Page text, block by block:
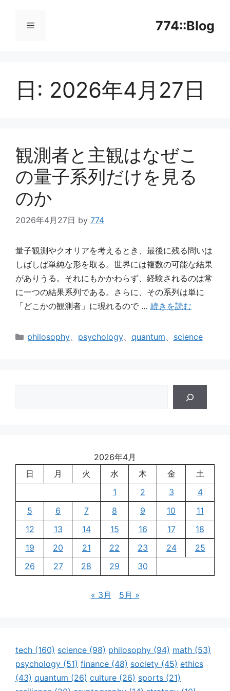
774::Blog
ニ
ー
日: 2026年4月27日
観測者と主観はなぜこ
の量子系列だけを見る
のか
2026年4月27日 by 774
量子観測やクオリアを考えるとき、最後に残る問いは
しばしば単純な形を取る。世界には複数の可能な結果
がありうる。それにもかかわらず、経験されるのは常
に一つの結果系列である。さらに、その系列は単に
「どこかの観測者」に現れるので … 続きを読む
カ
philosophy、 psychology、 quantum、 science
2026年4月
日
月 火 水 木 金
土
1
2 3
4
5
6 7 8 9 10
11
12
13 14 15 16 17
18
19
20 21 22 23 24
25
26
27 28 29 30
« 3月 5月 »
tech (160) science (98) philosophy (94) math (53)
psychology (51) finance (48) society (45) ethics
(43) quantum (26) culture (26) sports (21)